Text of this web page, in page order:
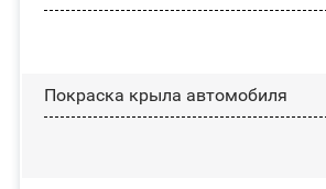
Покраска крыла автомобиля